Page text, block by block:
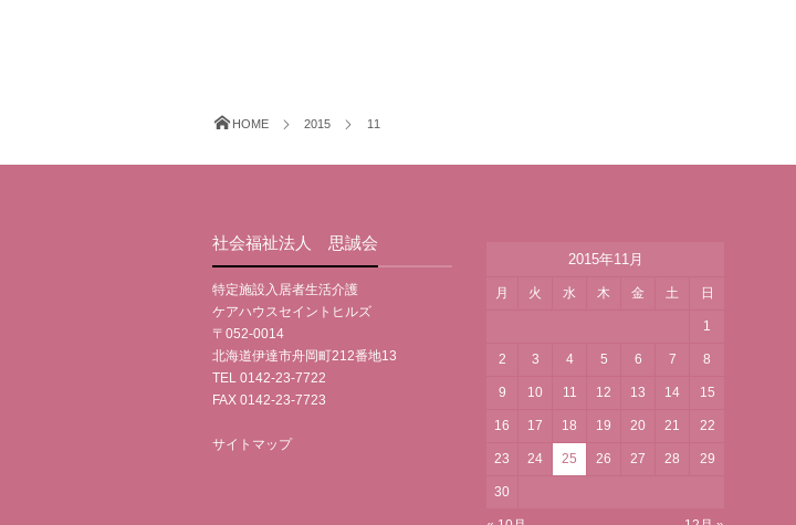
HOME 2015 11
社会福祉法人 思誠会
特定施設入居者生活介護
ケアハウスセイントヒルズ
〒052-0014
北海道伊達市舟岡町212番地13
TEL 0142-23-7722
FAX 0142-23-7723
サイトマップ
2015年11月
月 火 水 木 金 土 日
1
2 3 4 5 6 7 8
9 10 11 12 13 14 15
16 17 18 19 20 21 22
23 24 25 26 27 28 29
30